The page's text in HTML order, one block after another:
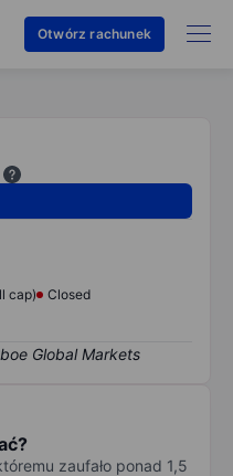
Otwórz rachunek
cap)
Closed
zaufało ponad 1,5